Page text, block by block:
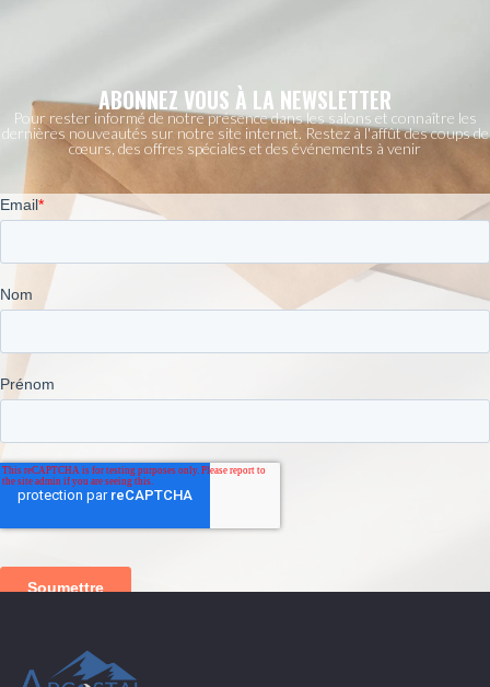
ABONNEZ VOUS À LA NEWSLETTER
Pour rester informé de notre présence dans les salons et connaître les
dernières nouveautés sur notre site internet. Restez à l'affût des coups de
cœurs, des offres spéciales et des événements à venir